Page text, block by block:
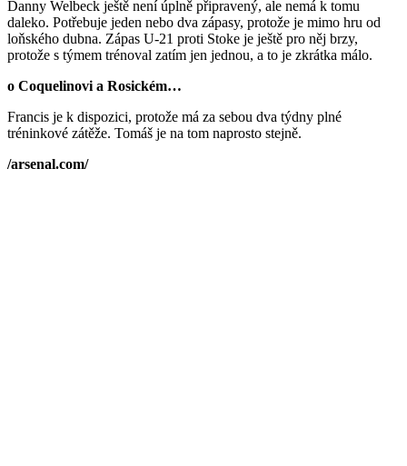
Danny Welbeck ještě není úplně připravený, ale nemá k tomu
daleko. Potřebuje jeden nebo dva zápasy, protože je mimo hru od
loňského dubna. Zápas U-21 proti Stoke je ještě pro něj brzy,
protože s týmem trénoval zatím jen jednou, a to je zkrátka málo.
o Coquelinovi a Rosickém…
Francis je k dispozici, protože má za sebou dva týdny plné
tréninkové zátěže. Tomáš je na tom naprosto stejně.
/arsenal.com/